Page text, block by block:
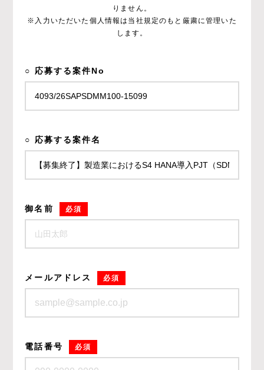
りません。
※入力いただいた個人情報は当社規定のもと厳粛に管理いた
します。
○ 応募する案件No
○ 応募する案件名
御名前 必須
メールアドレス 必須
電話番号 必須